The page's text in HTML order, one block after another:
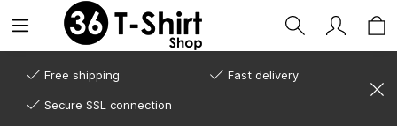
Free shipping Fast delivery
Secure SSL connection